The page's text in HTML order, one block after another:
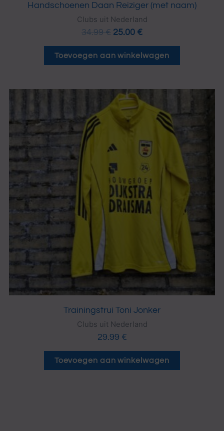
Handschoenen Daan Reiziger (met naam)
Clubs uit Nederland
34.99€ 25.00 €
Toevoegen aan winkelwagen
Trainingstrui Toni Jonker
Clubs uit Nederland
29.99 €
Toevoegen aan winkelwagen